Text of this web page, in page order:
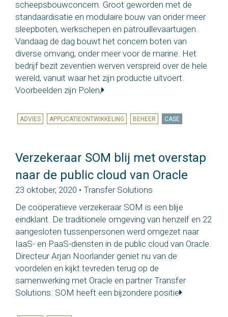
scheepsbouwconcern. Groot geworden met de
standaardisatie en modulaire bouw van onder meer
sleepboten, werkschepen en patrouillevaartuigen.
Vandaag de dag bouwt het concern boten van
diverse omvang, onder meer voor de marine. Het
bedrijf bezit zeventien werven verspreid over de hele
wereld, vanuit waar het zijn productie uitvoert.
Voorbeelden zijn Polen,
ADVIES APPLICATIEONTWIKKELING BEHEER CASE
Verzekeraar SOM blij met overstap
naar de public cloud van Oracle
23 oktober, 2020 • Transfer Solutions
De coöperatieve verzekeraar SOM is een blije
eindklant. De traditionele omgeving van henzelf en 22
aangesloten tussenpersonen werd omgezet naar
IaaS- en PaaS-diensten in de public cloud van Oracle.
Directeur Arjan Noorlander geniet nu van de
voordelen en kijkt tevreden terug op de
samenwerking met Oracle en partner Transfer
Solutions. SOM heeft een bijzondere positie